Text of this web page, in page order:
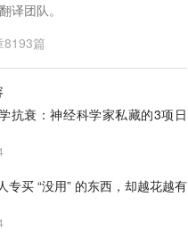
译团队。
8193篇
抗衰：神经科学家私藏的3项日
专买 “没用” 的东西，却越花越有